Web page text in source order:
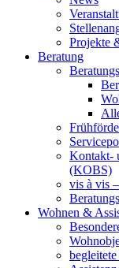
Projekte
Beratung
Kontakt-
(KOBS)
vis à vis
Wohnen &